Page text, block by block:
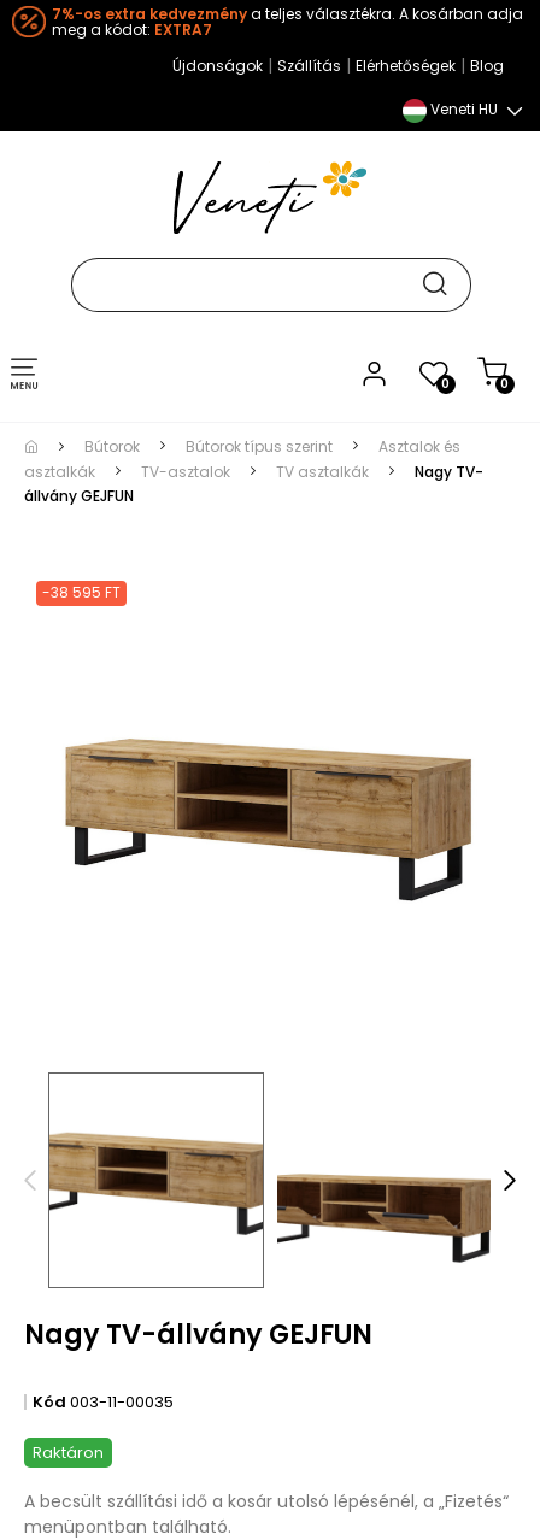
7%-os extra kedvezménya teljes választékra. A kosárban adja
meg a kódot: EXTRA7
Újdonságok | Szállítás | Elérhetőségek | Blog
Veneti HU
0 0
Toggle
navigation
Bútorok Bútorok típus szerint
Asztalok és
asztalkák
TV-asztalok TV asztalkák
Nagy TV-
állvány GEJFUN
-38 595 FT
Nagy TV-állvány GEJFUN
Kód 003-11-00035
Raktáron
A becsült szállítási idő a kosár utolsó lépésénél, a „Fizetés“
menüpontban található.